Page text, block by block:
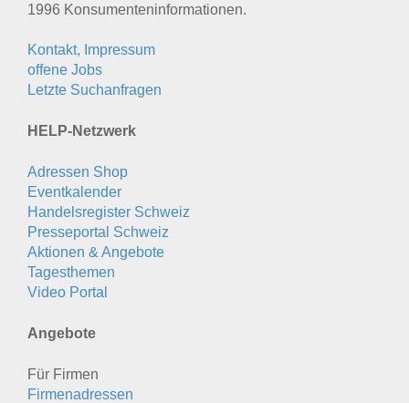
1996 Konsumenten­informationen.
Kontakt, Impressum
offene Jobs
Letzte Suchanfragen
HELP-Netzwerk
Adressen Shop
Eventkalender
Handelsregister Schweiz
Presseportal Schweiz
Aktionen & Angebote
Tagesthemen
Video Portal
Angebote
Für Firmen
Firmenadressen